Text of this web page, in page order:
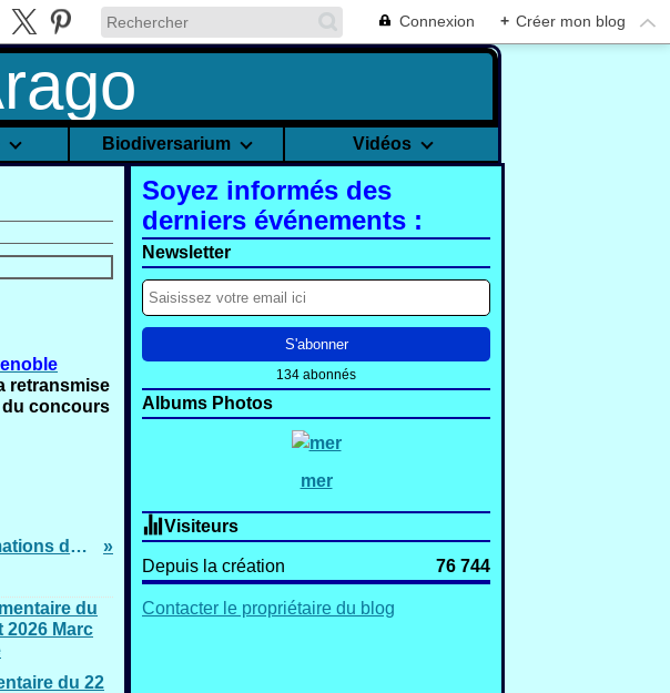
Connexion + Créer mon blog
Biodiversarium Vidéos
retransmise
du concours
RAPPEL Animations du 21 et 22 juin 2019
du 22
Soyez informés des
derniers événements :
Newsletter
134 abonnés
Albums Photos
mer
Visiteurs
Depuis la création 76 744
Contacter le propriétaire du blog